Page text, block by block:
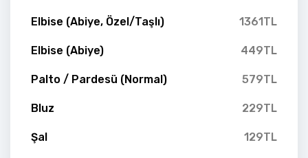
Elbise (Abiye, Özel/Taşlı) 1361TL
Elbise (Abiye) 449TL
Palto / Pardesü (Normal) 579TL
Bluz 229TL
Şal 129TL